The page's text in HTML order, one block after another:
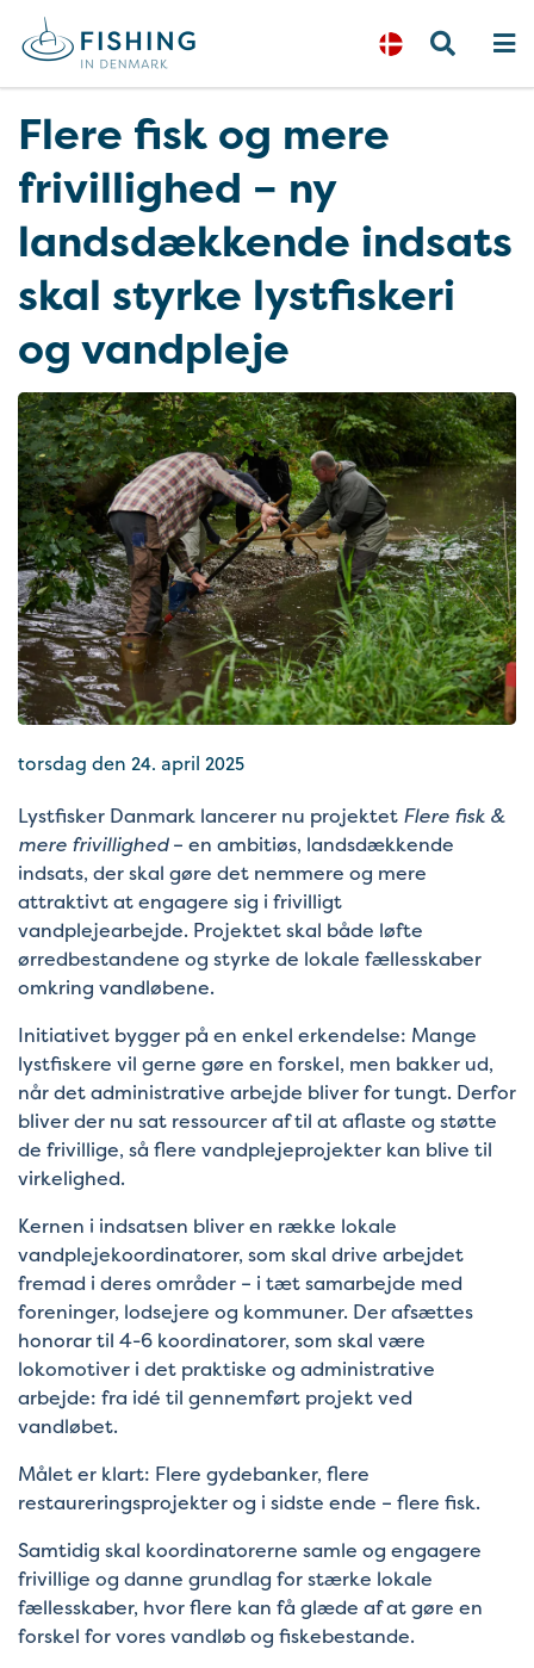
Flere fisk og mere
frivillighed – ny
landsdækkende indsats
skal styrke lystfiskeri
og vandpleje
torsdag den 24. april 2025
Lystfisker Danmark lancerer nu projektet Flere fisk &
mere frivillighed– en ambitiøs, landsdækkende
indsats, der skal gøre det nemmere og mere
attraktivt at engagere sig i frivilligt
vandplejearbejde. Projektet skal både løfte
ørredbestandene og styrke de lokale fællesskaber
omkring vandløbene.
Initiativet bygger på en enkel erkendelse: Mange
lystfiskere vil gerne gøre en forskel, men bakker ud,
når det administrative arbejde bliver for tungt. Derfor
bliver der nu sat ressourcer af til at aflaste og støtte
de frivillige, så flere vandplejeprojekter kan blive til
virkelighed.
Kernen i indsatsen bliver en række lokale
vandplejekoordinatorer, som skal drive arbejdet
fremad i deres områder – i tæt samarbejde med
foreninger, lodsejere og kommuner. Der afsættes
honorar til 4-6 koordinatorer, som skal være
lokomotiver i det praktiske og administrative
arbejde: fra idé til gennemført projekt ved
vandløbet.
Målet er klart: Flere gydebanker, flere
restaureringsprojekter og i sidste ende – flere fisk.
Samtidig skal koordinatorerne samle og engagere
frivillige og danne grundlag for stærke lokale
fællesskaber, hvor flere kan få glæde af at gøre en
forskel for vores vandløb og fiskebestande.